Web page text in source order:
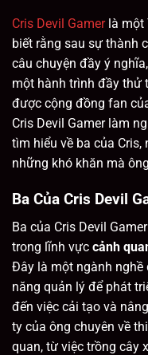
Cris Devil Gamerlà một
biết rằng sau sự thành
câu chuyện đầy ý
một hành trình đầy thử
được cộng đồng fan
Cris Devil Gamer làm
tìm hiểu về ba của
những khó khăn mà
Ba Của Cris Devil
Ba của Cris Devil
trong lĩnh vực cảnh
Đây là một ngành nghề
năng quản lý để phát
đến việc cải tạo và
ty của ông chuyên về
quan, từ việc trồng cây